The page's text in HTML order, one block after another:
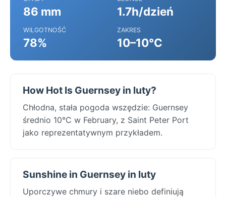
86 mm 1.7h/dzień
WILGOTNOŚĆ
78%
ZAKRES
10–10°C
How Hot Is Guernsey in luty?
Chłodna, stała pogoda wszędzie: Guernsey
średnio 10°C w February, z Saint Peter Port
jako reprezentatywnym przykładem.
Sunshine in Guernsey in luty
Uporczywe chmury i szare niebo definiują